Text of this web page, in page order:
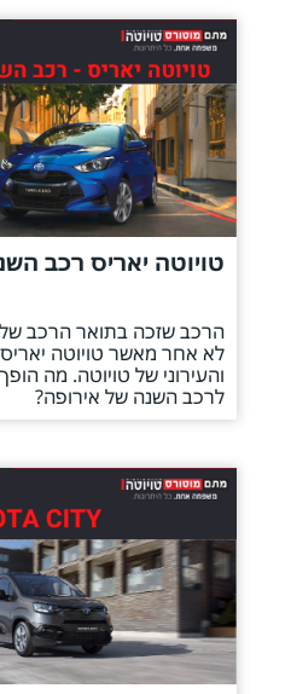
טויוטה יאריס רכב
לא אחר מאשר טויוטה
והעירוני של טויוטה. מה
לרכב השנה של אירופה?